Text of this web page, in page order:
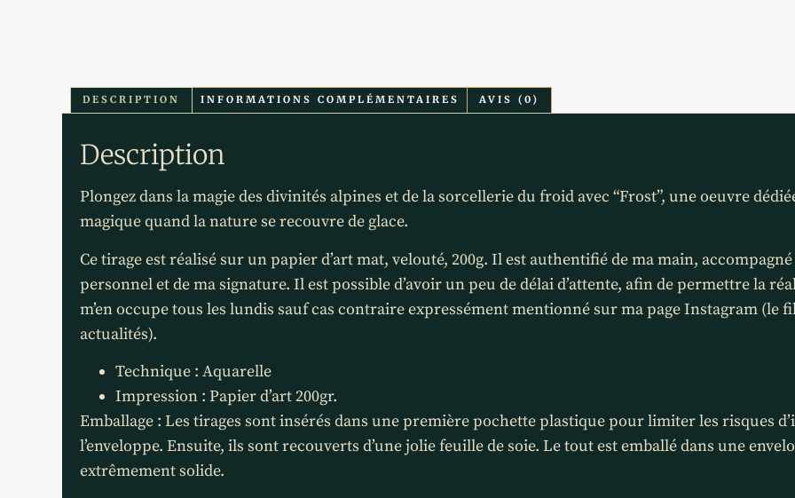
DESCRIPTION INFORMATIONS COMPLÉMENTAIRES AVIS (0)
Description
Plongez dans la magie des divinités alpines et de la sorcellerie du froid avec “Frost”, une oeuvre
magique quand la nature se recouvre de glace.
Ce tirage est réalisé sur un papier d’art mat, velouté, 200g. Il est authentifié de ma main,
personnel et de ma signature. Il est possible d’avoir un peu de délai d’attente, afin de permettre la
m’en occupe tous les lundis sauf cas contraire expressément mentionné sur ma page Instagram (le
actualités).
Technique : Aquarelle
Impression : Papier d’art 200gr.
Emballage : Les tirages sont insérés dans une première pochette plastique pour limiter les risques
l’enveloppe. Ensuite, ils sont recouverts d’une jolie feuille de soie. Le tout est emballé dans une
extrêmement solide.